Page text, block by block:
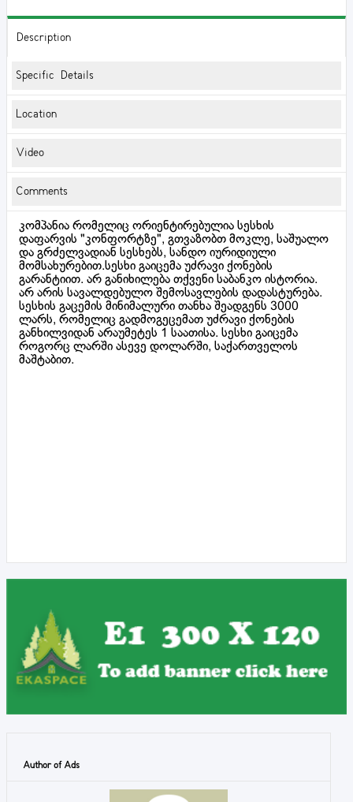
Description
Specific Details
Location
Video
Comments
კომპანია რომელიც ორიენტირებულია სესხის
დაფარვის "კონფორტზე", გთვაზობთ მოკლე, საშუალო
და გრძელვადიან სესხებს, სანდო იურიდიული
მომსახურებით.სესხი გაიცემა უძრავი ქონების
გარანტიით. არ განიხილება თქვენი საბანკო ისტორია.
არ არის სავალდებულო შემოსავლების დადასტურება.
სესხის გაცემის მინიმალური თანხა შეადგენს 3000
ლარს, რომელიც გადმოგეცემათ უძრავი ქონების
განხილვიდან არაუმეტეს 1 საათისა. სესხი გაიცემა
როგორც ლარში ასევე დოლარში, საქართველოს
მაშტაბით.
Author of Ads